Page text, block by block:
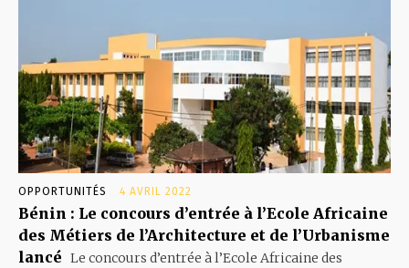
OPPORTUNITÉS 4 AVRIL 2022
Bénin : Le concours d’entrée à l’Ecole Africaine
des Métiers de l’Architecture et de l’Urbanisme
lancé Le concours d’entrée à l’Ecole Africaine des